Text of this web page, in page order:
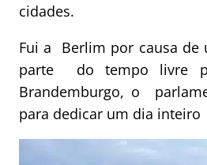
cidades.
Fui a Berlim por causa
parte do tempo livre
Brandemburgo, o
para dedicar um dia